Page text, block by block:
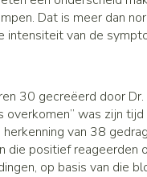
en douche
en geurproducten
diabetes producten
- antiviraal
Dat is meer dan
van de
30 gecreëerd door
overkomen” was zijn
van 38
positief reageerden
op basis van die